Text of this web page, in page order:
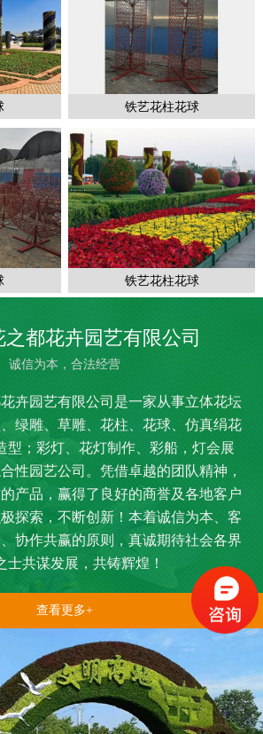
1
铁艺花柱花球
铁艺花柱花球
都花卉园艺有限公司
诚信为本，合法经营
园艺有限公司是一家从事立体花坛
绿雕、草雕、花柱、花球、仿真绢花
型；彩灯、花灯制作、彩船，灯会展
性园艺公司。凭借卓越的团队精神，
产品，赢得了良好的商誉及各地客户
探索，不断创新！本着诚信为本、客
协作共赢的原则，真诚期待社会各界
士共谋发展，共铸辉煌！
查看更多+